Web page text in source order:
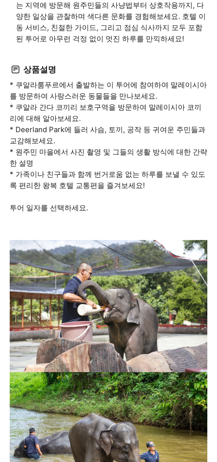
는 지역에 방문해 원주민들의 사냥법부터 상호작용까지, 다
양한 일상을 관찰하며 색다른 문화를 경험해보세요. 호텔 이
동 서비스, 친절한 가이드, 그리고 점심 식사까지 모두 포함
된 투어로 아무런 걱정 없이 멋진 하루를 만끽하세요!
상품설명
* 쿠알라룸푸르에서 출발하는 이 투어에 참여하여 말레이시아
를 방문하여 사랑스러운 동물들을 만나보세요.
* 쿠알라 간다 코끼리 보호구역을 방문하여 말레이시아 코끼
리에 대해 알아보세요.
* Deerland Park에 들러 사슴, 토끼, 공작 등 귀여운 주민들과
교감해보세요.
* 원주민 마을에서 사진 촬영 및 그들의 생활 방식에 대한 간략
한 설명
* 가족이나 친구들과 함께 번거로움 없는 하루를 보낼 수 있도
록 편리한 왕복 호텔 교통편을 즐겨보세요!
투어 일자를 선택하세요.